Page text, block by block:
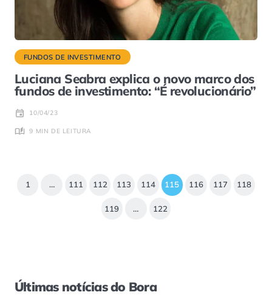
FUNDOS DE INVESTIMENTO
Luciana Seabra explica o novo marco dos
fundos de investimento: “É revolucionário”
10/04/23
9 MIN DE LEITURA
1 … 111 112 113 114 115 116 117 118
119 … 122
Últimas notícias do Bora